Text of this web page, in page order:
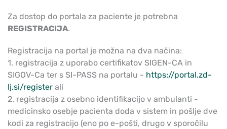
Za dostop do portala za paciente je potrebna
REGISTRACIJA.
Registracija na portal je možna na dva načina:
1. registracija z uporabo certifikatov SIGEN-CA in
SIGOV-Ca ter s SI-PASS na portalu - https://portal.zd-
lj.si/register ali
2. registracija z osebno identifikacijo v ambulanti -
medicinsko osebje pacienta doda v sistem in pošlje dve
kodi za registracijo (eno po e-pošti, drugo v sporočilu